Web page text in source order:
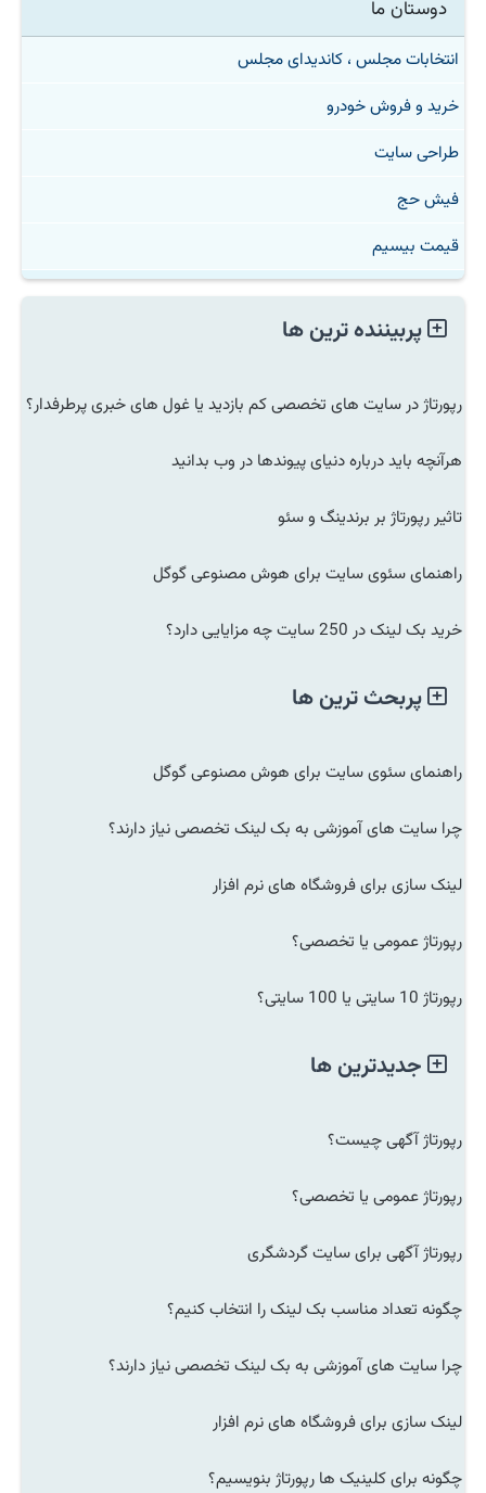
دوستان ما
انتخابات مجلس ، کاندیدای مجلس
خرید و فروش خودرو
طراحی سایت
فیش حج
قیمت بیسیم
پربیننده ترین ها
رپورتاژ در سایت های تخصصی کم بازدید یا غول های خبری پرطرفدار؟
هرآنچه باید درباره دنیای پیوندها در وب بدانید
تاثیر رپورتاژ بر برندینگ و سئو
راهنمای سئوی سایت برای هوش مصنوعی گوگل
خرید بک لینک در 250 سایت چه مزایایی دارد؟
پربحث ترین ها
راهنمای سئوی سایت برای هوش مصنوعی گوگل
چرا سایت های آموزشی به بک لینک تخصصی نیاز دارند؟
لینک سازی برای فروشگاه های نرم افزار
رپورتاژ عمومی یا تخصصی؟
رپورتاژ 10 سایتی یا 100 سایتی؟
جدیدترین ها
رپورتاژ آگهی چیست؟
رپورتاژ عمومی یا تخصصی؟
رپورتاژ آگهی برای سایت گردشگری
چگونه تعداد مناسب بک لینک را انتخاب کنیم؟
چرا سایت های آموزشی به بک لینک تخصصی نیاز دارند؟
لینک سازی برای فروشگاه های نرم افزار
چگونه برای کلینیک ها رپورتاژ بنویسیم؟